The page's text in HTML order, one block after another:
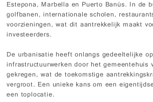
Estepona, Marbella en Puerto Banús. In de
golfbanen, internationale scholen,
voorzieningen, wat dit aantrekkelijk maakt
investeerders.
De urbanisatie heeft onlangs gedeeltelijke
infrastructuurwerken door het gemeentehuis
gekregen, wat de toekomstige
vergroot. Een unieke kans om een
een toplocatie.